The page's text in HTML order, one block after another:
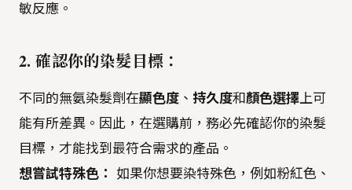
敏反應。
2. 確認你的染髮目標：
不同的無氨染髮劑在顯色度 、 持久度和顏色選擇上可
能有所差異。因此，在選購前，務必先確認你的染髮
目標，才能找到最符合需求的產品。
想嘗試特殊色： 如果你想要染特殊色，例如粉紅色、